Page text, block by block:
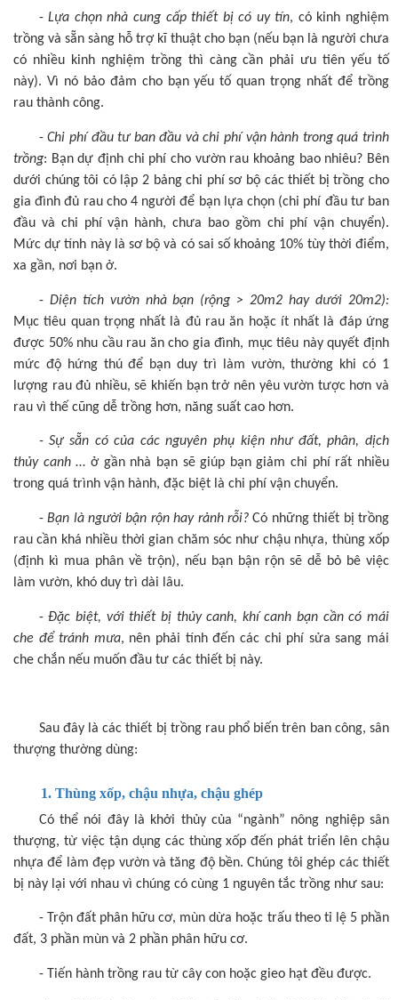
-Lựa chọn nhà cung cấp thiết bị có uy tín, có kinh nghiệm
trồng và sẵn sàng hỗ trợ kĩ thuật cho bạn (nếu bạn là người chưa
có nhiều kinh nghiệm trồng thì càng cần phải ưu tiên yếu tố
này). Vì nó bảo đảm cho bạn yếu tố quan trọng nhất để trồng
rau thành công.
-Chi phí đầu tư ban đầu và chi phí vận hành trong quá trình
trồng: Bạn dự định chi phí cho vườn rau khoảng bao nhiêu? Bên
dưới chúng tôi có lập 2 bảng chi phí sơ bộ các thiết bị trồng cho
gia đình đủ rau cho 4 người để bạn lựa chọn (chi phí đầu tư ban
đầu và chi phí vận hành, chưa bao gồm chi phí vận chuyển).
Mức dự tính này là sơ bộ và có sai số khoảng 10% tùy thời điểm,
xa gần, nơi bạn ở.
- Diện tích vườn nhà bạn (rộng > 20m2 hay dưới 20m2):
Mục tiêu quan trọng nhất là đủ rau ăn hoặc ít nhất là đáp ứng
được 50% nhu cầu rau ăn cho gia đình, mục tiêu này quyết định
mức độ hứng thú để bạn duy trì làm vườn, thường khi có 1
lượng rau đủ nhiều, sẽ khiến bạn trở nên yêu vườn tược hơn và
rau vì thế cũng dễ trồng hơn, năng suất cao hơn.
- Sự sẵn có của các nguyên phụ kiện như đất, phân, dịch
thủy canh… ở gần nhà bạn sẽ giúp bạn giảm chi phí rất nhiều
trong quá trình vận hành, đặc biệt là chi phí vận chuyển.
-Bạn là người bận rộn hay rảnh rỗi? Có những thiết bị trồng
rau cần khá nhiều thời gian chăm sóc như chậu nhựa, thùng xốp
(định kì mua phân về trộn), nếu bạn bận rộn sẽ dễ bỏ bê việc
làm vườn, khó duy trì dài lâu.
-Đặc biệt, với thiết bị thủy canh, khí canh bạn cần có mái
che để tránh mưa, nên phải tính đến các chi phí sửa sang mái
che chắn nếu muốn đầu tư các thiết bị này.
Sau đây là các thiết bị trồng rau phổ biến trên ban công, sân
thượng thường dùng:
1. Thùng xốp, chậu nhựa, chậu ghép
Có thể nói đây là khởi thủy của “ngành” nông nghiệp sân
thượng, từ việc tận dụng các thùng xốp đến phát triển lên chậu
nhựa để làm đẹp vườn và tăng độ bền. Chúng tôi ghép các thiết
bị này lại với nhau vì chúng có cùng 1 nguyên tắc trồng như sau:
- Trộn đất phân hữu cơ, mùn dừa hoặc trấu theo tỉ lệ 5 phần
đất, 3 phần mùn và 2 phần phân hữu cơ.
- Tiến hành trồng rau từ cây con hoặc gieo hạt đều được.